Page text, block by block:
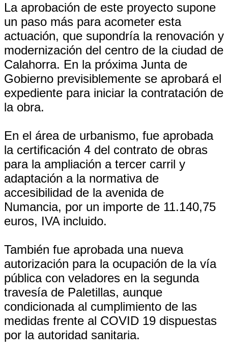
La aprobación de este proyecto supone
un paso más para acometer esta
actuación, que supondría la renovación y
modernización del centro de la ciudad de
Calahorra. En la próxima Junta de
Gobierno previsiblemente se aprobará el
expediente para iniciar la contratación de
la obra.
En el área de urbanismo, fue aprobada
la certificación 4 del contrato de obras
para la ampliación a tercer carril y
adaptación a la normativa de
accesibilidad de la avenida de
Numancia, por un importe de 11.140,75
euros, IVA incluido.
También fue aprobada una nueva
autorización para la ocupación de la vía
pública con veladores en la segunda
travesía de Paletillas, aunque
condicionada al cumplimiento de las
medidas frente al COVID 19 dispuestas
por la autoridad sanitaria.